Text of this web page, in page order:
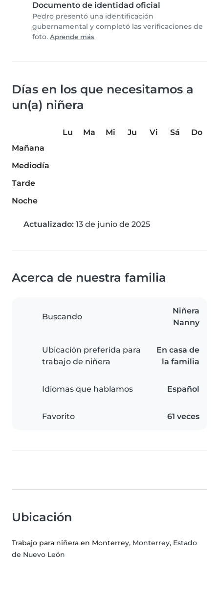
Documento de identidad oficial
Pedro presentó una identificación
gubernamental y completó las verificaciones de
foto. Aprende más
Días en los que necesitamos a
un(a) niñera
Lu Ma Mi Ju Vi Sá
Do
Mañana
Mediodía
Tarde
Noche
Actualizado: 13 de junio de 2025
Acerca de nuestra familia
Buscando
Niñera
Nanny
Ubicación preferida para
trabajo de niñera
En casa de
la familia
Idiomas que hablamos Español
Favorito 61 veces
Ubicación
Trabajo para niñera en Monterrey, Monterrey, Estado
de Nuevo León